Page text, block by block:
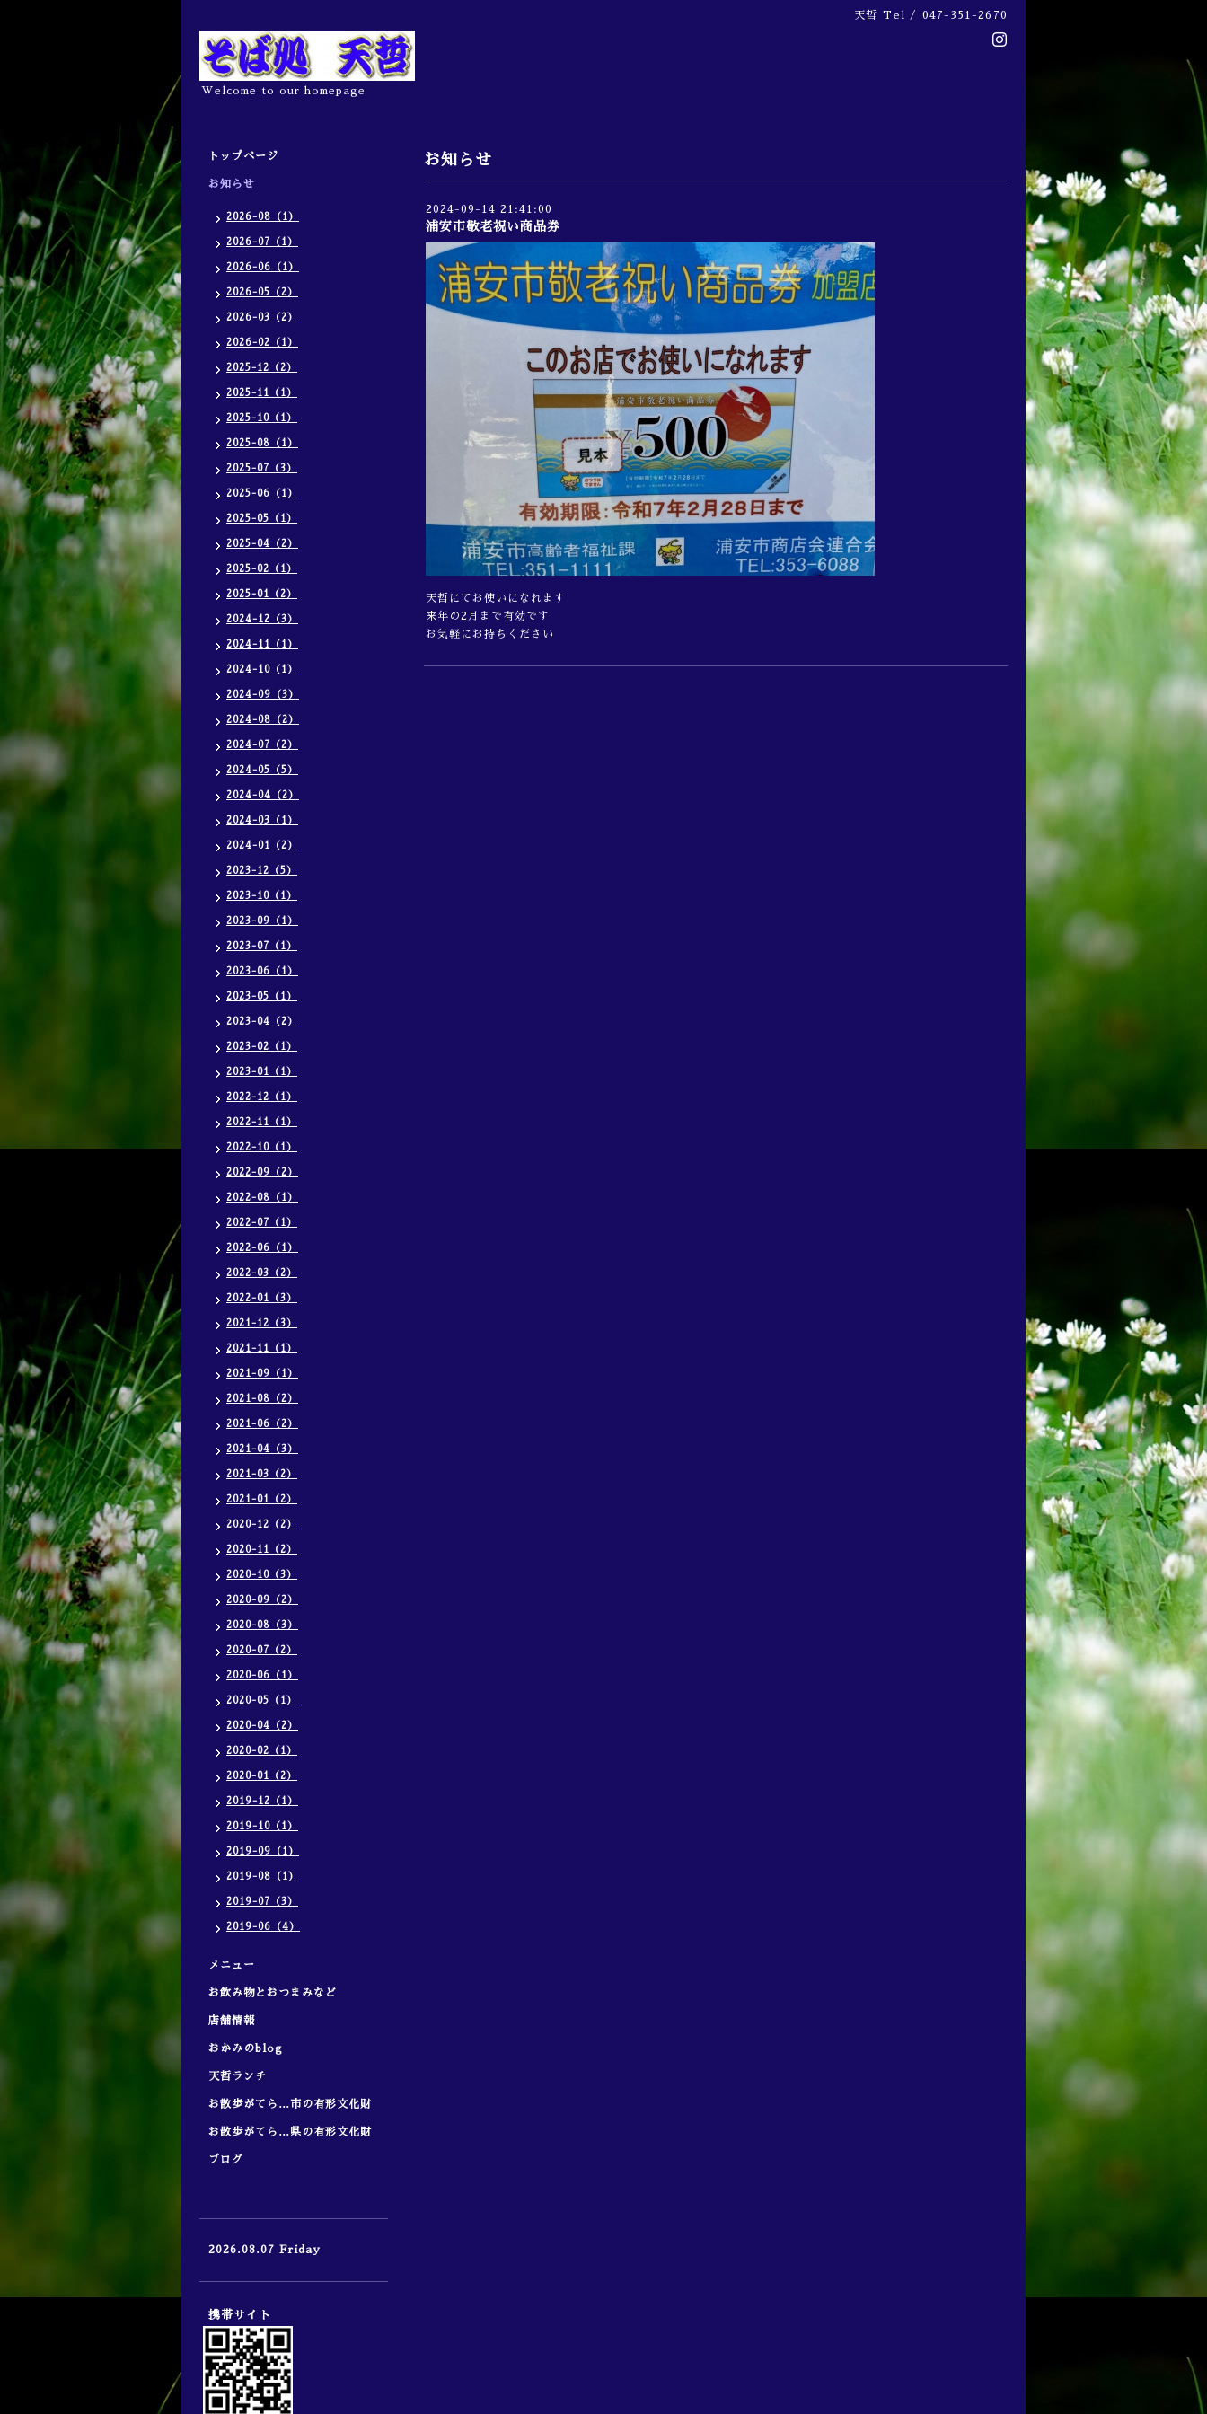
天哲 Tel / 047-351-2670
Welcome to our homepage
お知らせ
2024-09-14 21:41:00
浦安市敬老祝い商品券
天哲にてお使いになれます
来年の2月まで有効です
お気軽にお持ちください
トップページ
お知らせ
2026-08（1）
2026-07（1）
2026-06（1）
2026-05（2）
2026-03（2）
2026-02（1）
2025-12（2）
2025-11（1）
2025-10（1）
2025-08（1）
2025-07（3）
2025-06（1）
2025-05（1）
2025-04（2）
2025-02（1）
2025-01（2）
2024-12（3）
2024-11（1）
2024-10（1）
2024-09（3）
2024-08（2）
2024-07（2）
2024-05（5）
2024-04（2）
2024-03（1）
2024-01（2）
2023-12（5）
2023-10（1）
2023-09（1）
2023-07（1）
2023-06（1）
2023-05（1）
2023-04（2）
2023-02（1）
2023-01（1）
2022-12（1）
2022-11（1）
2022-10（1）
2022-09（2）
2022-08（1）
2022-07（1）
2022-06（1）
2022-03（2）
2022-01（3）
2021-12（3）
2021-11（1）
2021-09（1）
2021-08（2）
2021-06（2）
2021-04（3）
2021-03（2）
2021-01（2）
2020-12（2）
2020-11（2）
2020-10（3）
2020-09（2）
2020-08（3）
2020-07（2）
2020-06（1）
2020-05（1）
2020-04（2）
2020-02（1）
2020-01（2）
2019-12（1）
2019-10（1）
2019-09（1）
2019-08（1）
2019-07（3）
2019-06（4）
メニュー
お飲み物とおつまみなど
店舗情報
おかみのblog
天哲ランチ
お散歩がてら…市の有形文化財
お散歩がてら…県の有形文化財
ブログ
2026.08.07 Friday
携帯サイト